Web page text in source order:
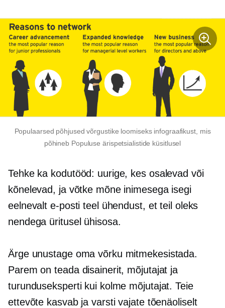
Populaarsed põhjused võrgustike loomiseks infograafikust, mis
põhineb Populuse ärispetsialistide küsitlusel
Tehke ka kodutööd: uurige, kes osalevad või
kõnelevad, ja võtke mõne inimesega isegi
eelnevalt e-posti teel ühendust, et teil oleks
nendega üritusel ühisosa.
Ärge unustage oma võrku mitmekesistada.
Parem on teada disainerit, mõjutajat ja
turunduseksperti kui kolme mõjutajat. Teie
ettevõte kasvab ja varsti vajate tõenäoliselt